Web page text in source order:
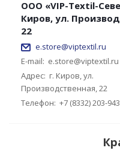
ООО «VIP-Textil-
Киров, ул.
22
e.store@viptextil.ru
E-mail: e.store@viptextil.ru
Адрес: г. Киров, ул.
Производственная, 22
Телефон: +7 (8332) 203-943